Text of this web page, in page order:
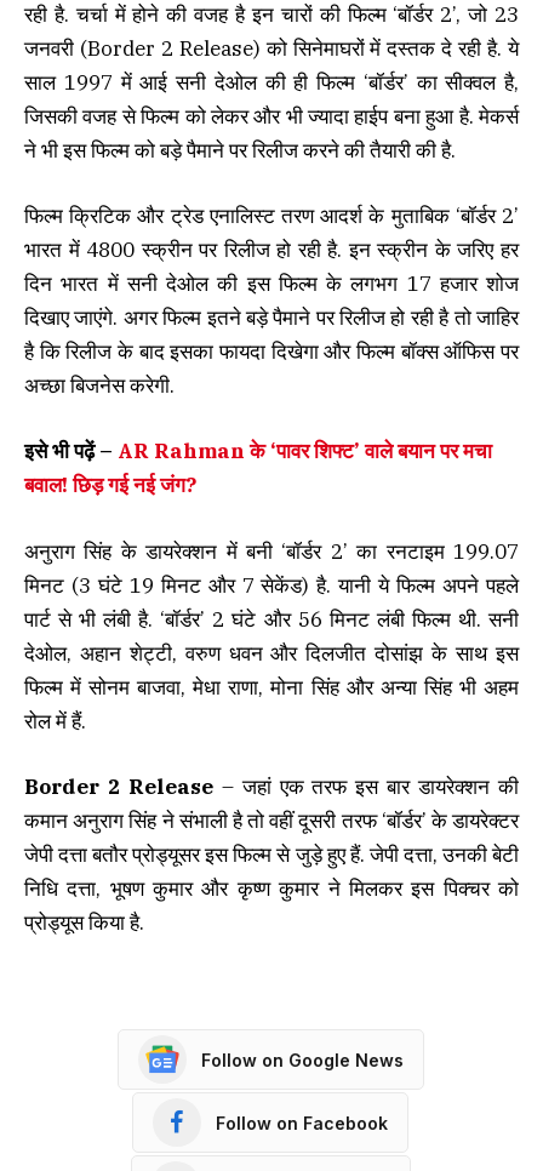
रही है. चर्चा में होने की वजह है इन चारों की फिल्म ‘बॉर्डर 2’, जो 23
जनवरी (Border 2 Release) को सिनेमाघरों में दस्तक दे रही है. ये
साल 1997 में आई सनी देओल की ही फिल्म ‘बॉर्डर’ का सीक्वल है,
जिसकी वजह से फिल्म को लेकर और भी ज्यादा हाईप बना हुआ है. मेकर्स
ने भी इस फिल्म को बड़े पैमाने पर रिलीज करने की तैयारी की है.
फिल्म क्रिटिक और ट्रेड एनालिस्ट तरण आदर्श के मुताबिक ‘बॉर्डर 2’
भारत में 4800 स्क्रीन पर रिलीज हो रही है. इन स्क्रीन के जरिए हर
दिन भारत में सनी देओल की इस फिल्म के लगभग 17 हजार शोज
दिखाए जाएंगे. अगर फिल्म इतने बड़े पैमाने पर रिलीज हो रही है तो जाहिर
है कि रिलीज के बाद इसका फायदा दिखेगा और फिल्म बॉक्स ऑफिस पर
अच्छा बिजनेस करेगी.
इसे भी पढ़ें – AR Rahman के ‘पावर शिफ्ट’ वाले बयान पर मचा
बवाल! छिड़ गई नई जंग?
अनुराग सिंह के डायरेक्शन में बनी ‘बॉर्डर 2’ का रनटाइम 199.07
मिनट (3 घंटे 19 मिनट और 7 सेकेंड) है. यानी ये फिल्म अपने पहले
पार्ट से भी लंबी है. ‘बॉर्डर’ 2 घंटे और 56 मिनट लंबी फिल्म थी. सनी
देओल, अहान शेट्टी, वरुण धवन और दिलजीत दोसांझ के साथ इस
फिल्म में सोनम बाजवा, मेधा राणा, मोना सिंह और अन्या सिंह भी अहम
रोल में हैं.
Border 2 Release– जहां एक तरफ इस बार डायरेक्शन की
कमान अनुराग सिंह ने संभाली है तो वहीं दूसरी तरफ ‘बॉर्डर’ के डायरेक्टर
जेपी दत्ता बतौर प्रोड्यूसर इस फिल्म से जुड़े हुए हैं. जेपी दत्ता, उनकी बेटी
निधि दत्ता, भूषण कुमार और कृष्ण कुमार ने मिलकर इस पिक्चर को
प्रोड्यूस किया है.
Follow on Google News
Follow on Facebook